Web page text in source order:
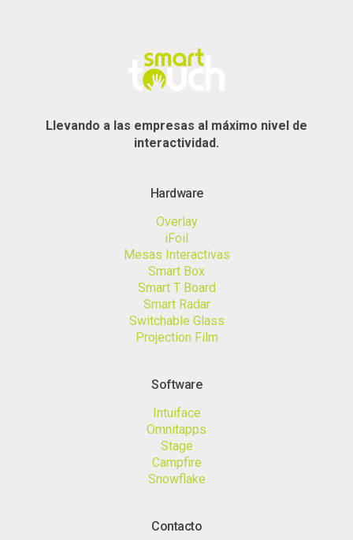
Llevando a las empresas al máximo nivel de
interactividad.
Hardware
Overlay
iFoil
Mesas Interactivas
Smart Box
Smart T Board
Smart Radar
Switchable Glass
Projection Film
Software
Intuiface
Omnitapps
Stage
Campfire
Snowflake
Contacto